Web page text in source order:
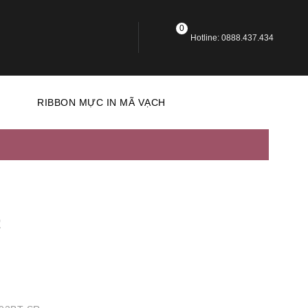
Hotline: 0888.437.434
0
RIBBON MỰC IN MÃ VẠCH